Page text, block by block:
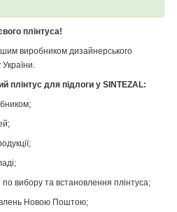
плінтуса!
виробником дизайнерського
України.
плінтус для підлоги у SINTEZAL:
вибору та встановлення плінтуса;
Новою Поштою;